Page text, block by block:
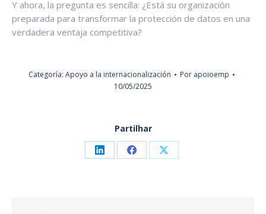
Y ahora, la pregunta es sencilla: ¿Está su organización
preparada para transformar la protección de datos en una
verdadera ventaja competitiva?
Categoría: Apoyo a la internacionalización Por apoioemp
10/05/2025
Partilhar
Share Share Share